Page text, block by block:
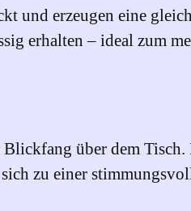
und erzeugen eine
erhalten – ideal zum
über dem Tisch.
zu einer